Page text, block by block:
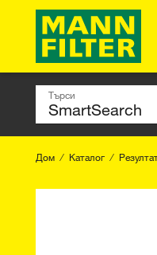
Търси
Дом Каталог